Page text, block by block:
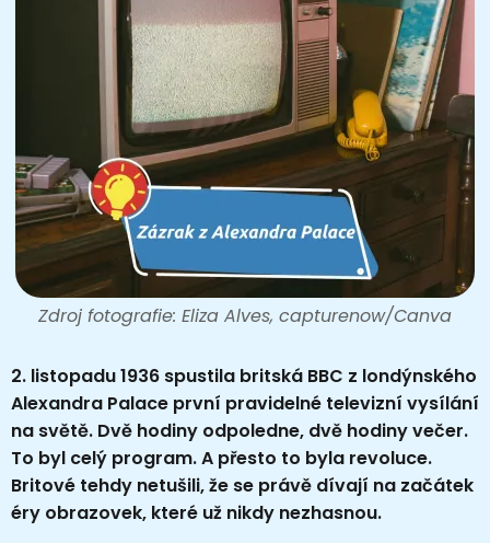
Zdroj fotografie: Eliza Alves, capturenow/Canva
2. listopadu 1936 spustila britská BBC z londýnského
Alexandra Palace první pravidelné televizní vysílání
na světě. Dvě hodiny odpoledne, dvě hodiny večer.
To byl celý program. A přesto to byla revoluce.
Britové tehdy netušili, že se právě dívají na začátek
éry obrazovek, které už nikdy nezhasnou.